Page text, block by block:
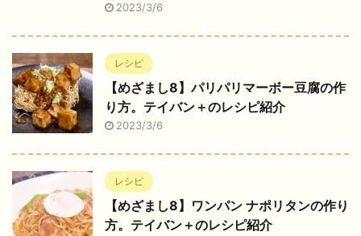
2023/3/6
レシピ
【めざまし8】パリパリマーボー豆腐の作
り方。テイバン＋のレシピ紹介
2023/3/6
レシピ
【めざまし8】ワンパン ナポリタンの作り
方。テイバン＋のレシピ紹介